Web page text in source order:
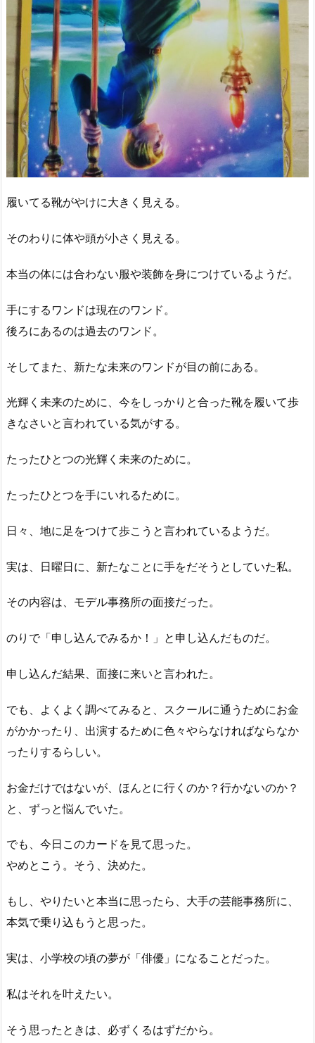
履いてる靴がやけに大きく見える。
そのわりに体や頭が小さく見える。
本当の体には合わない服や装飾を身につけているようだ。
手にするワンドは現在のワンド。
後ろにあるのは過去のワンド。
そしてまた、新たな未来のワンドが目の前にある。
光輝く未来のために、今をしっかりと合った靴を履いて歩
きなさいと言われている気がする。
たったひとつの光輝く未来のために。
たったひとつを手にいれるために。
日々、地に足をつけて歩こうと言われているようだ。
実は、日曜日に、新たなことに手をだそうとしていた私。
その内容は、モデル事務所の面接だった。
のりで「申し込んでみるか！」と申し込んだものだ。
申し込んだ結果、面接に来いと言われた。
でも、よくよく調べてみると、スクールに通うためにお金
がかかったり、出演するために色々やらなければならなか
ったりするらしい。
お金だけではないが、ほんとに行くのか？行かないのか？
と、ずっと悩んでいた。
でも、今日このカードを見て思った。
やめとこう。そう、決めた。
もし、やりたいと本当に思ったら、大手の芸能事務所に、
本気で乗り込もうと思った。
実は、小学校の頃の夢が「俳優」になることだった。
私はそれを叶えたい。
そう思ったときは、必ずくるはずだから。